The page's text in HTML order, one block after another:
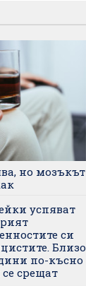
но мозъкът
успяват
си
Близо
по-късно
срещат